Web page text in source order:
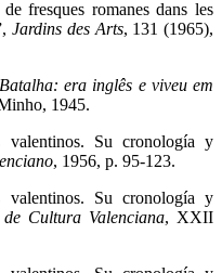
fresques romanes dans les
Jardins des Arts, 131 (1965),
era inglês e viveu em
1945.
Su cronología y
, 1956, p. 95-123.
Su cronología y
Cultura Valenciana, XXII